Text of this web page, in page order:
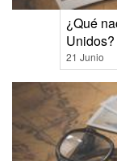
¿Qué
Unidos?
21 Junio